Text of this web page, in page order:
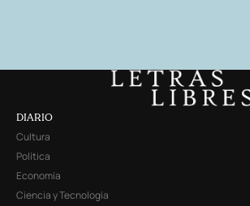
DIARIO
Cultura
Política
Economía
Ciencia y Tecnología